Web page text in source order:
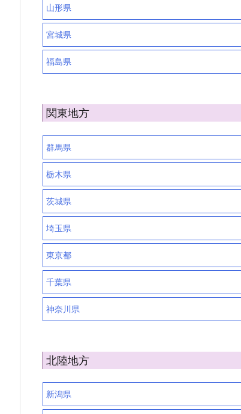
山形県
宮城県
福島県
関東地方
群馬県
栃木県
茨城県
埼玉県
東京都
千葉県
神奈川県
北陸地方
新潟県